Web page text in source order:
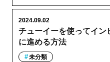
チューイーを使ってイン
に進める方法
2024.09.02
未分類